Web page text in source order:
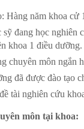
Hàng năm khoa cử
đang học nghiên
khoa 1 điều dưỡng.
chuyên môn ngắn
đã được đào tạo
tài nghiên cứu
môn tại khoa: